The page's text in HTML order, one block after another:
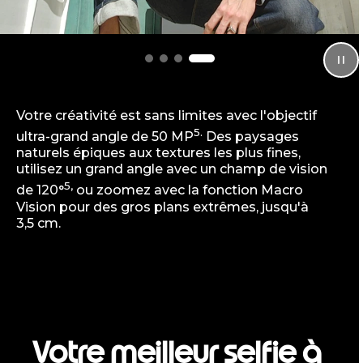
Votre créativité est sans limites avec l'objectif
ultra-grand angle de 50 MP5. Des paysages
naturels épiques aux textures les plus fines,
utilisez un grand angle avec un champ de vision
de 120°5, ou zoomez avec la fonction Macro
Vision pour des gros plans extrêmes, jusqu'à
3,5 cm.
Votre meilleur selfie à